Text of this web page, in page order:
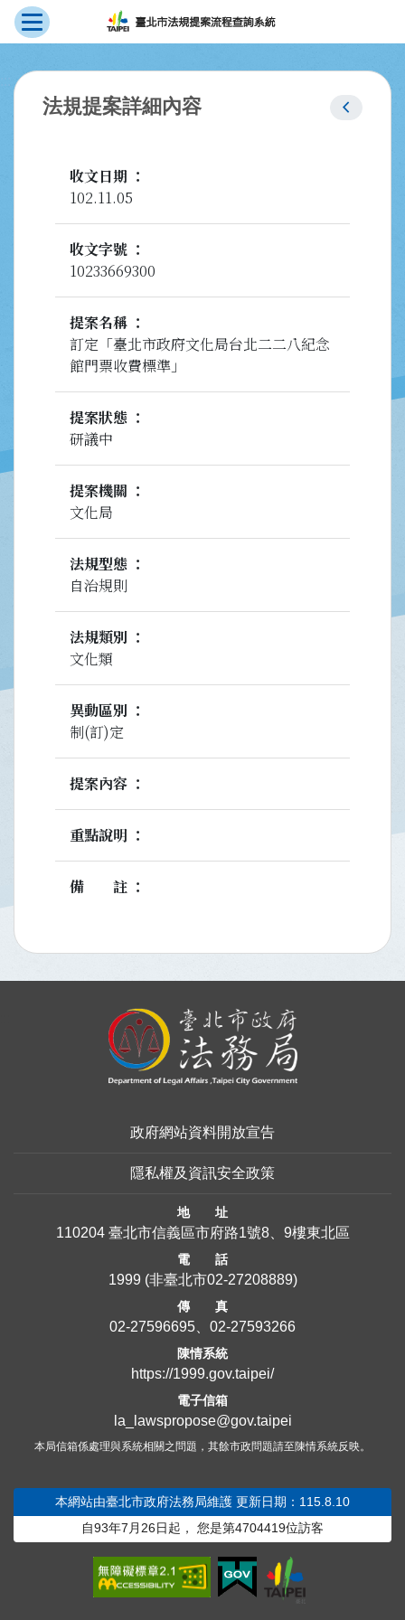
跳到主要內容
展開選單
法規提案詳細內容 chevron_left
收文日期
102.11.05
收文字號
10233669300
提案名稱
訂定「臺北市政府文化局台北二二八紀念
館門票收費標準」
提案狀態
研議中
提案機關
文化局
法規型態
自治規則
法規類別
文化類
異動區別
制(訂)定
提案內容
重點說明
備註
政府網站資料開放宣告
隱私權及資訊安全政策
地 址
110204 臺北市信義區市府路1號8、9樓東北區
電 話
1999 (非臺北市02-27208889)
傳 真
02-27596695、02-27593266
陳情系統
https://1999.gov.taipei/
電子信箱
la_lawspropose@gov.taipei
本局信箱係處理與系統相關之問題，其餘市政問題請至陳情系統反映。
本網站由臺北市政府法務局維護 更新日期：115.8.10
自93年7月26日起， 您是第4704419位訪客